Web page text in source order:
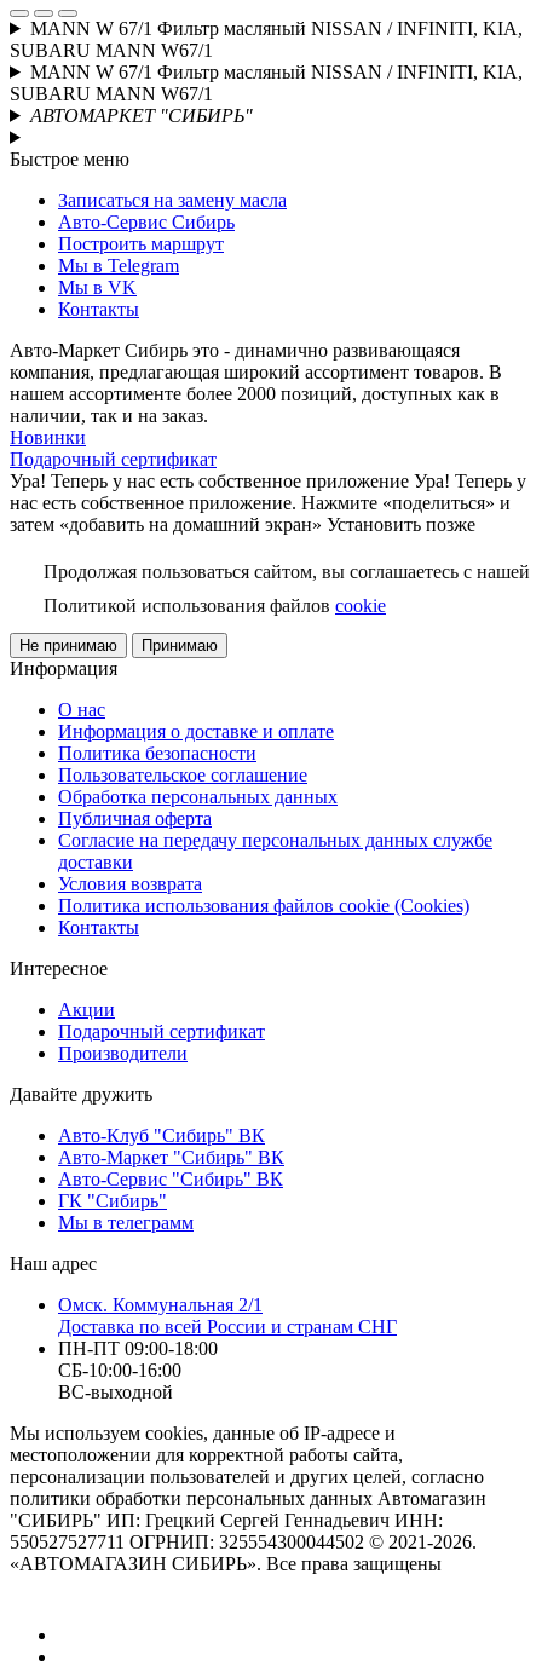
MANN W 67/1 Фильтр масляный NISSAN / INFINITI, KIA,
SUBARU MANN W67/1
MANN W 67/1 Фильтр масляный NISSAN / INFINITI, KIA,
SUBARU MANN W67/1
АВТОМАРКЕТ "СИБИРЬ"
Быстрое меню
Записаться на замену масла
Авто-Сервис Сибирь
Построить маршрут
Мы в Telegram
Мы в VK
Контакты
Авто-Маркет Сибирь это - динамично развивающаяся
компания, предлагающая широкий ассортимент товаров. В
нашем ассортименте более 2000 позиций, доступных как в
наличии, так и на заказ.
Новинки
Подарочный сертификат
Ура! Теперь у нас есть собственное приложение Ура! Теперь у
нас есть собственное приложение. Нажмите «поделиться» и
затем «добавить на домашний экран» Установить позже
Продолжая пользоваться сайтом, вы соглашаетесь с нашей
Политикой использования файлов cookie
Не принимаю Принимаю
Информация
О нас
Информация о доставке и оплате
Политика безопасности
Пользовательское соглашение
Обработка персональных данных
Публичная оферта
Согласие на передачу персональных данных службе
доставки
Условия возврата
Политика использования файлов cookie (Cookies)
Контакты
Интересное
Акции
Подарочный сертификат
Производители
Давайте дружить
Авто-Клуб "Сибирь" ВК
Авто-Маркет "Сибирь" ВК
Авто-Сервис "Сибирь" ВК
ГК "Сибирь"
Мы в телеграмм
Наш адрес
Омск. Коммунальная 2/1
Доставка по всей России и странам СНГ
ПН-ПТ 09:00-18:00
СБ-10:00-16:00
ВС-выходной
Мы используем cookies, данные об IP-адресе и
местоположении для корректной работы сайта,
персонализации пользователей и других целей, согласно
политики обработки персональных данных Автомагазин
"СИБИРЬ" ИП: Грецкий Сергей Геннадьевич ИНН:
550527527711 ОГРНИП: 325554300044502 © 2021-2026.
«АВТОМАГАЗИН СИБИРЬ». Все права защищены